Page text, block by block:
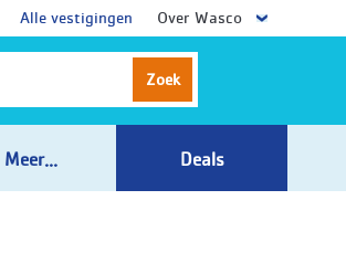
Alle vestigingen Over Wasco
Zoek
Meer... Deals